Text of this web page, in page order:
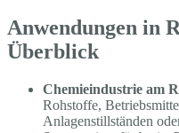
Anwendungen in
Überblick
Chemieindustrie am
Rohstoffe,
Anlagenstillständen